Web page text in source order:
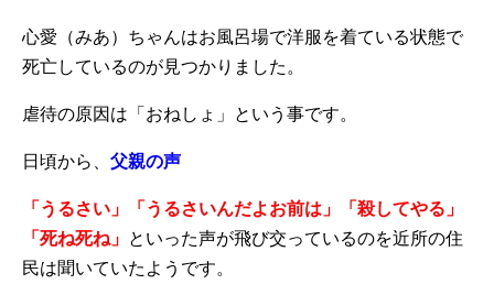
心愛（みあ）ちゃんはお風呂場で洋服を着ている状態で
死亡しているのが見つかりました。
虐待の原因は「おねしょ」という事です。
日頃から、 父親の声
「うるさい」「うるさいんだよお前は」「殺してやる」
「死ね死ね」 といった声が飛び交っているのを近所の住
民は聞いていたようです。